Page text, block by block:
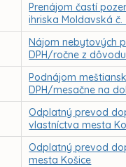
Prenájom častí
ihriska Moldavská č.
Nájom nebytových
DPH/ročne z
Podnájom
DPH/mesačne na
Odplatný prevod
vlastníctva mesta
Odplatný prevod
mesta Košice